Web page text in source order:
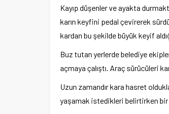
Kayıp düşenler ve ayakta
karın keyfini pedal çevirerek
kardan bu şekilde büyük keyif
Buz tutan yerlerde belediye
açmaya çalıştı. Araç sürücüleri
Uzun zamandır kara hasret
yaşamak istedikleri belirtirken